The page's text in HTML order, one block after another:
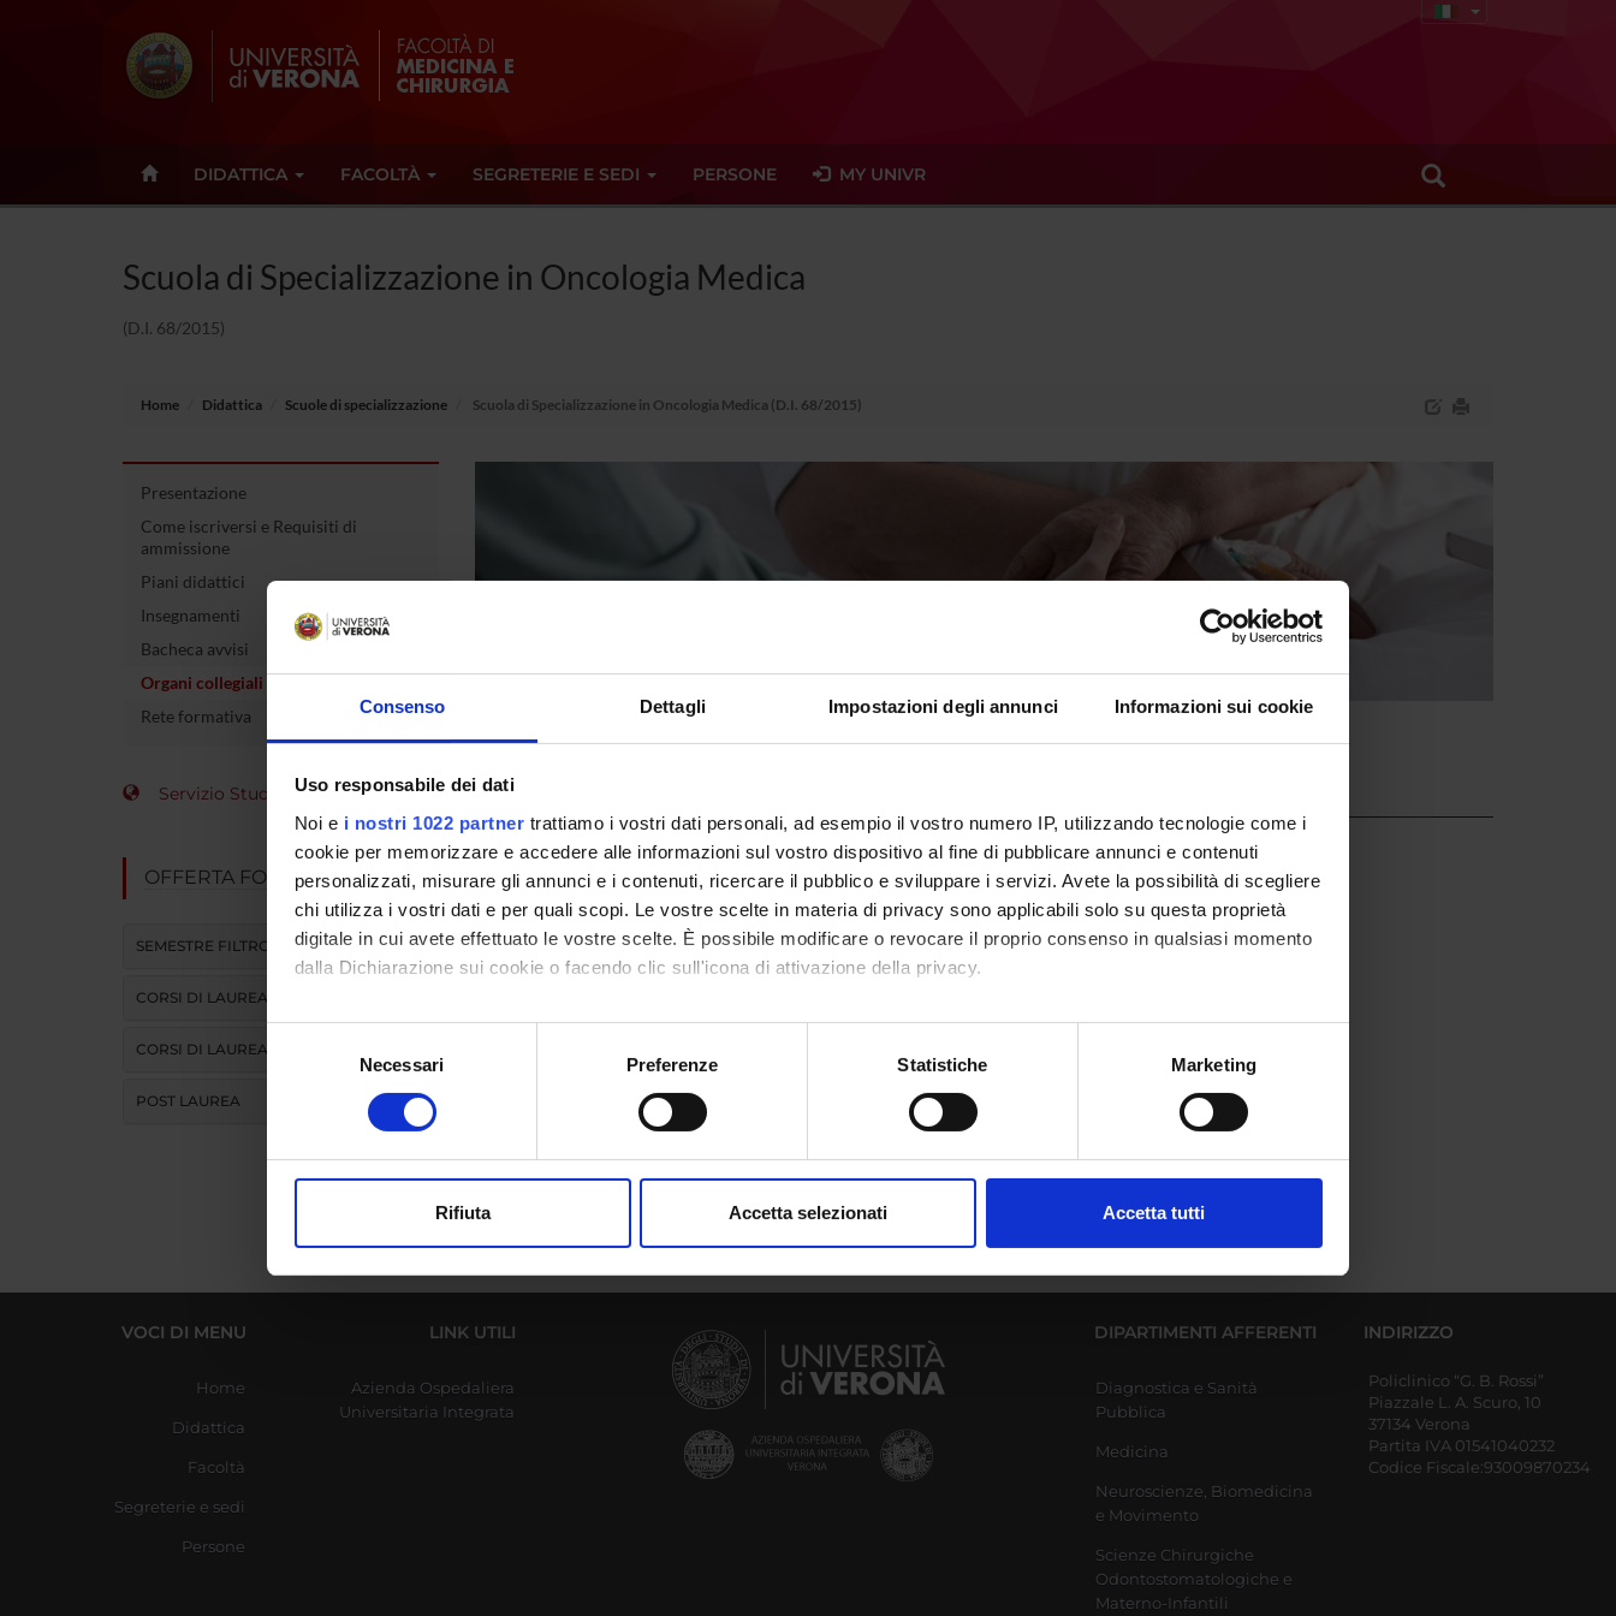
Consenso Dettagli Impostazioni degli annunci Informazioni sui cookie
Uso responsabile dei dati
Noi e i nostri 1022 partner trattiamo i vostri dati personali, ad esempio il vostro numero IP, utilizzando tecnologie come i
cookie per memorizzare e accedere alle informazioni sul vostro dispositivo al fine di pubblicare annunci e contenuti
personalizzati, misurare gli annunci e i contenuti, ricercare il pubblico e sviluppare i servizi. Avete la possibilità di scegliere
chi utilizza i vostri dati e per quali scopi. Le vostre scelte in materia di privacy sono applicabili solo su questa proprietà
digitale in cui avete effettuato le vostre scelte. È possibile modificare o revocare il proprio consenso in qualsiasi momento
dalla Dichiarazione sui cookie o facendo clic sull'icona di attivazione della privacy.
Con il tuo consenso, vorremmo anche:
raccogliere informazioni sulla tua posizione geografica, con un'approssimazione di qualche metro,
digitali).
modificare o ritirare il tuo consenso in qualsiasi momento dalla Dichiarazione sui cookie.
di analisi dei dati web, pubblicità e social media, i quali potrebbero combinarle con altre informazioni che hai fornito loro o
che hanno raccolto dal tuo utilizzo dei loro servizi.
Necessari Preferenze Statistiche Marketing
Rifiuta Accetta selezionati Accetta tutti
DIDATTICA FACOLTÀ SEGRETERIE E SEDI PERSONE MY UNIVR
Scuola di Specializzazione in Oncologia Medica
(D.I. 68/2015)
Home Didattica Scuole di specializzazione Scuola di Specializzazione in Oncologia Medica (D.I. 68/2015)
Presentazione
Come iscriversi e Requisiti di
ammissione
Piani didattici
Insegnamenti
Bacheca avvisi
Organi collegiali e di governo
Rete formativa
Servizio Studenti Internazionali
OFFERTA FORMATIVA
SEMESTRE FILTRO
CORSI DI LAUREA
CORSI DI LAUREA MAGISTRALE
POST LAUREA
Organi collegiali
Consiglio della Scuola di Specializzazione in
Oncologia medica
VOCI DI MENU
Home
Didattica
Facoltà
Segreterie e sedi
Persone
LINK UTILI
Azienda Ospedaliera
Universitaria Integrata
DIPARTIMENTI AFFERENTI
Diagnostica e Sanità
Pubblica
Medicina
Neuroscienze, Biomedicina
e Movimento
Scienze Chirurgiche
Odontostomatologiche e
Materno-Infantili
INDIRIZZO
Policlinico “G. B. Rossi”
Piazzale L. A. Scuro, 10
37134 Verona
Partita IVA 01541040232
Codice Fiscale:93009870234